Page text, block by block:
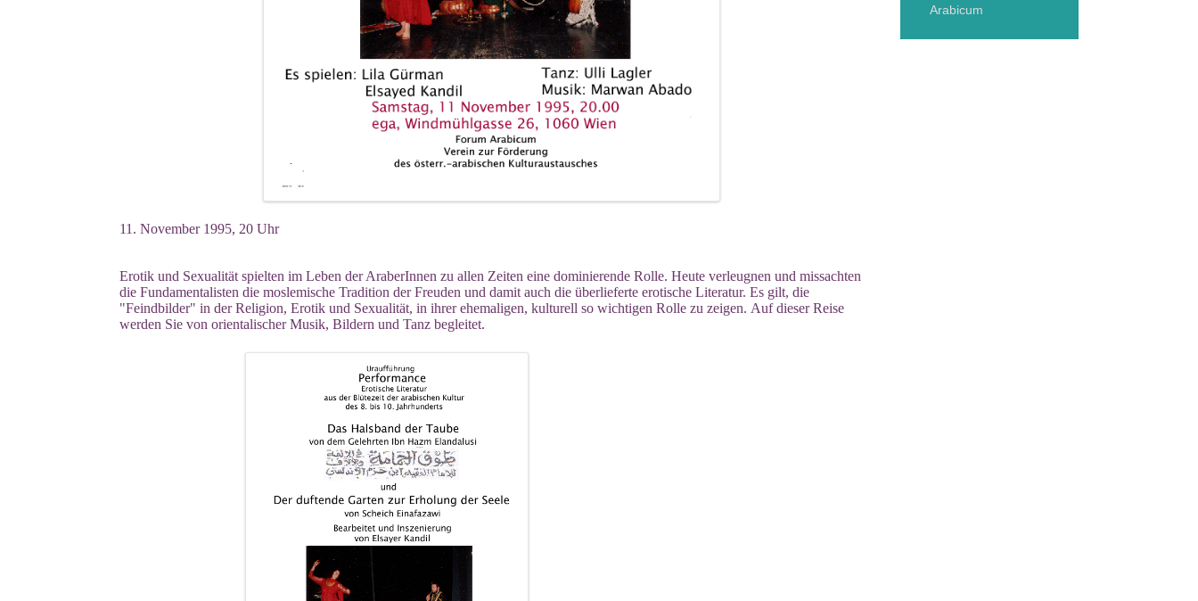
Arabicum
11. November 1995, 20 Uhr
Erotik und Sexualität spielten im Leben der AraberInnen zu allen Zeiten einedominierende Rolle. Heute verleugnen und missachten
die Fundamentalisten diemoslemische Tradition der Freuden und damit auch die überlieferte erotischeLiteratur. Es gilt, die
"Feindbilder" in der Religion, Erotik und Sexualität, in ihrerehemaligen, kulturell so wichtigen Rolle zu zeigen. Auf dieser Reise
werden Sie von orientalischer Musik, Bildern und Tanz begleitet.